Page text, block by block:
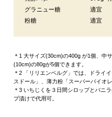
グラニュー糖
適宜
粉糖
適宜
＊1 大サイズ(30cm)の400g が1個、中
(10cm)の80gが5個できます。
＊2 「リリエンベルグ」では、ドライ
スドール」、薄力粉「スーパーバイオ
＊3 いちじくを３日間シロップとバニ
プ漬けで代用可。